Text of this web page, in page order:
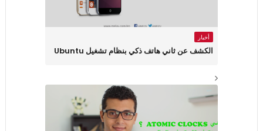
أخبار
الكشف عن ثاني هاتف ذكي بنظام تشغيل Ubuntu